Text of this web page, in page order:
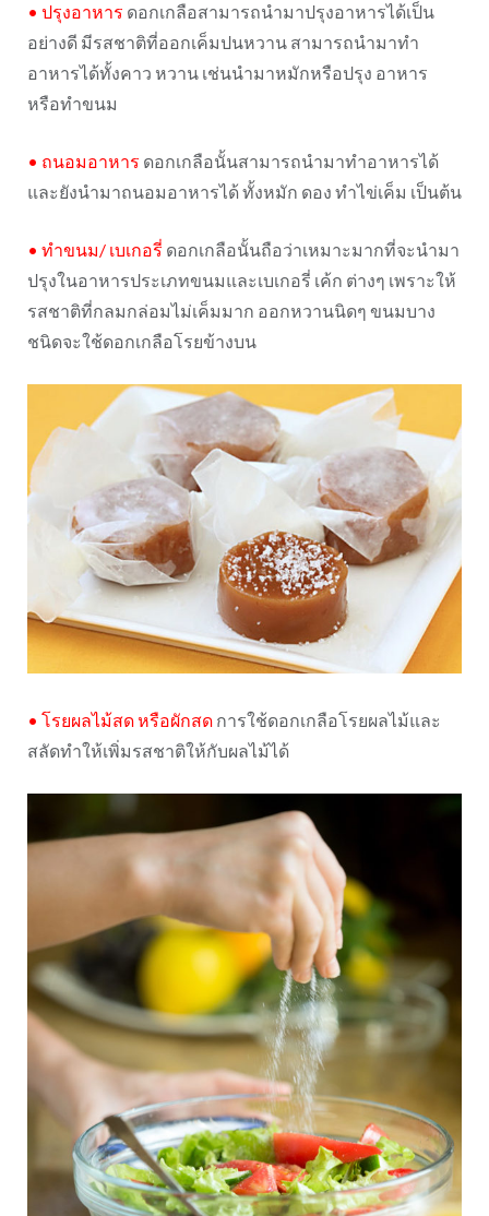
• ปรุงอาหาร ดอกเกลือสามารถนำมาปรุงอาหารได้เป็น
อย่างดี มีรสชาติที่ออกเค็มปนหวาน สามารถนำมาทำ
อาหารได้ทั้งคาว หวาน เช่นนำมาหมักหรือปรุง อาหาร
หรือทำขนม
• ถนอมอาหาร ดอกเกลือนั้นสามารถนำมาทำอาหารได้
และยังนำมาถนอมอาหารได้ ทั้งหมัก ดอง ทำไข่เค็ม เป็นต้น
• ทำขนม/ เบเกอรี่ ดอกเกลือนั้นถือว่าเหมาะมากที่จะนำมา
ปรุงในอาหารประเภทขนมและเบเกอรี่ เค้ก ต่างๆ เพราะให้
รสชาติที่กลมกล่อมไม่เค็มมาก ออกหวานนิดๆ ขนมบาง
ชนิดจะใช้ดอกเกลือโรยข้างบน
• โรยผลไม้สด หรือผักสด การใช้ดอกเกลือโรยผลไม้และ
สลัดทำให้เพิ่มรสชาติให้กับผลไม้ได้